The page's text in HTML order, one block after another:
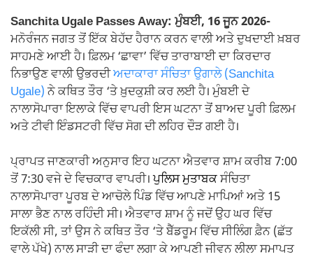
Sanchita Ugale Passes Away: ਮੁੰਬਈ, 16 ਜੂਨ 2026-
ਮਨੋਰੰਜਨ ਜਗਤ ਤੋਂ ਇੱਕ ਬੇਹੱਦ ਹੈਰਾਨ ਕਰਨ ਵਾਲੀ ਅਤੇ ਦੁਖਦਾਈ ਖ਼ਬਰ
ਸਾਹਮਣੇ ਆਈ ਹੈ। ਫ਼ਿਲਮ ‘ਛਾਵਾ’ ਵਿੱਚ ਤਾਰਾਬਾਈ ਦਾ ਕਿਰਦਾਰ
ਨਿਭਾਉਣ ਵਾਲੀ ਉਭਰਦੀਅਦਾਕਾਰਾ ਸੰਚਿਤਾ ਉਗਾਲੇ (Sanchita
Ugale)ਨੇ ਕਥਿਤ ਤੌਰ ‘ਤੇ ਖ਼ੁਦਕੁਸ਼ੀ ਕਰ ਲਈ ਹੈ। ਮੁੰਬਈ ਦੇ
ਨਾਲਾਸੋਪਾਰਾ ਇਲਾਕੇ ਵਿੱਚ ਵਾਪਰੀ ਇਸ ਘਟਨਾ ਤੋਂ ਬਾਅਦ ਪੂਰੀ ਫ਼ਿਲਮ
ਅਤੇ ਟੀਵੀ ਇੰਡਸਟਰੀ ਵਿੱਚ ਸੋਗ ਦੀ ਲਹਿਰ ਦੌੜ ਗਈ ਹੈ।
ਪ੍ਰਾਪਤ ਜਾਣਕਾਰੀ ਅਨੁਸਾਰ ਇਹ ਘਟਨਾ ਐਤਵਾਰ ਸ਼ਾਮ ਕਰੀਬ 7:00
ਤੋਂ 7:30 ਵਜੇ ਦੇ ਵਿਚਕਾਰ ਵਾਪਰੀ।ਪੁਲਿਸ ਮੁਤਾਬਕਸੰਚਿਤਾ
ਨਾਲਾਸੋਪਾਰਾ ਪੂਰਬ ਦੇ ਆਚੋਲੇ ਪਿੰਡ ਵਿੱਚ ਆਪਣੇ ਮਾਪਿਆਂ ਅਤੇ 15
ਸਾਲਾ ਭੈਣ ਨਾਲ ਰਹਿੰਦੀ ਸੀ। ਐਤਵਾਰ ਸ਼ਾਮ ਨੂੰ ਜਦੋਂ ਉਹ ਘਰ ਵਿੱਚ
ਇਕੱਲੀ ਸੀ, ਤਾਂ ਉਸ ਨੇ ਕਥਿਤ ਤੌਰ ‘ਤੇ ਬੈੱਡਰੂਮ ਵਿੱਚ ਸੀਲਿੰਗ ਫ਼ੈਨ (ਛੱਤ
ਵਾਲੇ ਪੱਖੇ) ਨਾਲ ਸਾੜੀ ਦਾ ਫੰਦਾ ਲਗਾ ਕੇ ਆਪਣੀ ਜੀਵਨ ਲੀਲਾ ਸਮਾਪਤ